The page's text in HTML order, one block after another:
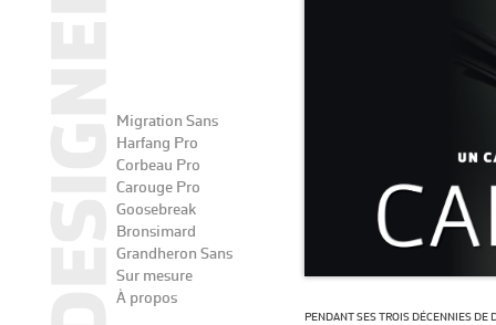
Migration Sans
Harfang Pro
Corbeau Pro
Carouge Pro
Goosebreak
Bronsimard
Grandheron Sans
Sur mesure
À propos
PENDANT SES TROIS DÉCENNIES DE